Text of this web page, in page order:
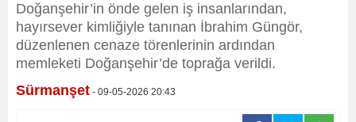
Doğanşehir’in önde gelen iş insanlarından,
hayırsever kimliğiyle tanınan İbrahim Güngör,
düzenlenen cenaze törenlerinin ardından
memleketi Doğanşehir’de toprağa verildi.
Sürmanşet - 09-05-2026 20:43